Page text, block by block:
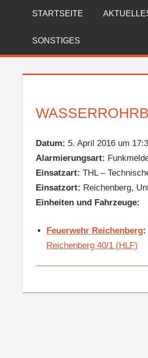
FREIWILLIGE
FEUERWEHR
STARTSEITE
SONSTIGES
Datum: 5. April 2016 um
Alarmierungsart:
Einsatzart: THL –
Einsatzort: Reichenberg,
Einheiten und Fahrzeuge:
Feuerwehr Reichenberg:
Reichenberg 40/1 (HLF)